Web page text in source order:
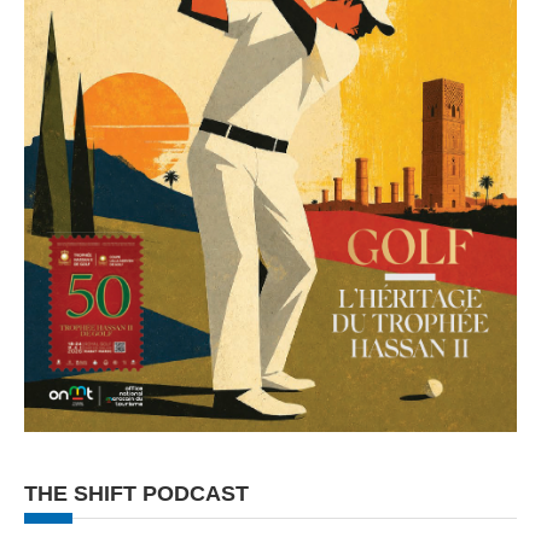
THE SHIFT PODCAST